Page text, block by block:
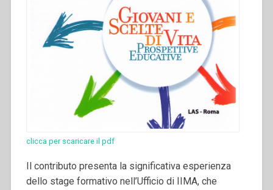
clicca per scaricare il pdf
Il contributo presenta la significativa esperienza
dello stage formativo nell’Ufficio di IIMA, che